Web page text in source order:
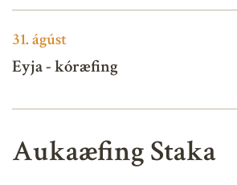
31.ágúst
Eyja - kóræfing
Aukaæfing Staka